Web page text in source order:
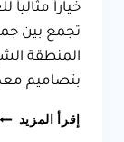
خياراً
تجمع بين
المنطقة
بتصاميم
إقرأ المزيد بناء